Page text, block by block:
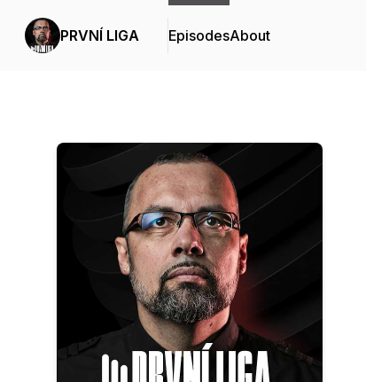
PRVNÍ LIGA EpisodesAbout